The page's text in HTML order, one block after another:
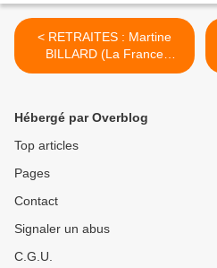
< RETRAITES : Martine
BILLARD (La France
Insoumise) décortique le
Hébergé par Overblog
Top articles
Pages
Contact
Signaler un abus
C.G.U.